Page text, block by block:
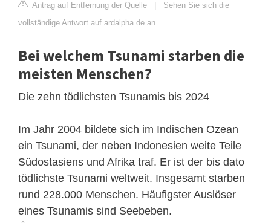
Antrag auf Entfernung der Quelle | Sehen Sie sich die
vollständige Antwort auf ardalpha.de an
Bei welchem Tsunami starben die
meisten Menschen?
Die zehn tödlichsten Tsunamis bis 2024
Im Jahr 2004 bildete sich im Indischen Ozean
ein Tsunami, der neben Indonesien weite Teile
Südostasiens und Afrika traf. Er ist der bis dato
tödlichste Tsunami weltweit. Insgesamt starben
rund 228.000 Menschen. Häufigster Auslöser
eines Tsunamis sind Seebeben.